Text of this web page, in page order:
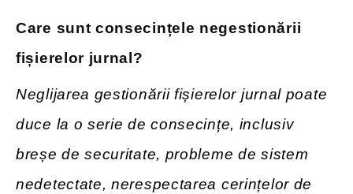
Care sunt consecințele negestionării
fișierelor jurnal?
Neglijarea gestionării fișierelor jurnal poate
duce la o serie de consecințe, inclusiv
breșe de securitate, probleme de sistem
nedetectate, nerespectarea cerințelor de